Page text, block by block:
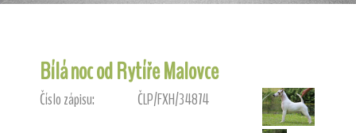
Bílá noc od Rytíře Malovce
Číslo zápisu: ČLP/FXH/34874